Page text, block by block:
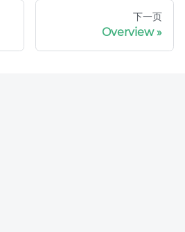
下一页
Overview